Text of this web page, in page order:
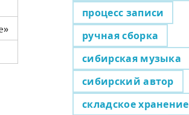
процесс записи
ручная сборка
сибирская музыка
сибирский автор
складское хранение